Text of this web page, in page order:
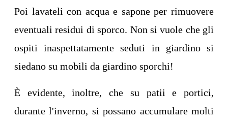
Poi lavateli con acqua e sapone per rimuovere
eventuali residui di sporco. Non si vuole che gli
ospiti inaspettatamente seduti in giardino si
siedano su mobili da giardino sporchi!
È evidente, inoltre, che su patii e portici,
durante l'inverno, si possano accumulare molti